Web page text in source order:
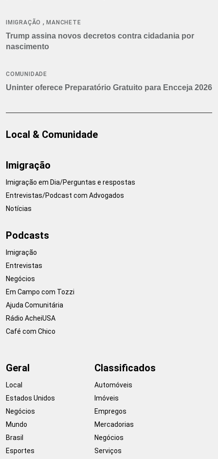
IMIGRAÇÃO ,MANCHETE
Trump assina novos decretos contra cidadania por
nascimento
COMUNIDADE
Uninter oferece Preparatório Gratuito para Encceja 2026
Local & Comunidade
Imigração
Imigração em Dia/Perguntas e respostas
Entrevistas/Podcast com Advogados
Notícias
Podcasts
Imigração
Entrevistas
Negócios
Em Campo com Tozzi
Ajuda Comunitária
Rádio AcheiUSA
Café com Chico
Geral
Local
Estados Unidos
Negócios
Mundo
Brasil
Esportes
Classificados
Automóveis
Imóveis
Empregos
Mercadorias
Negócios
Serviços